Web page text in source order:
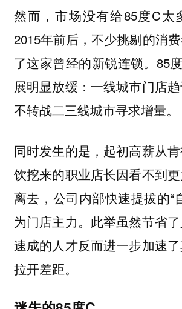
然而，市场没有给85度C太
2015年前后，不少挑剔的消
了这家曾经的新锐连锁。85
展明显放缓：一线城市门店
不转战二三线城市寻求增量。
同时发生的是，起初高薪从
饮挖来的职业店长因看不到
离去，公司内部快速提拔的“
为门店主力。此举虽然节省
速成的人才反而进一步加速
拉开差距。